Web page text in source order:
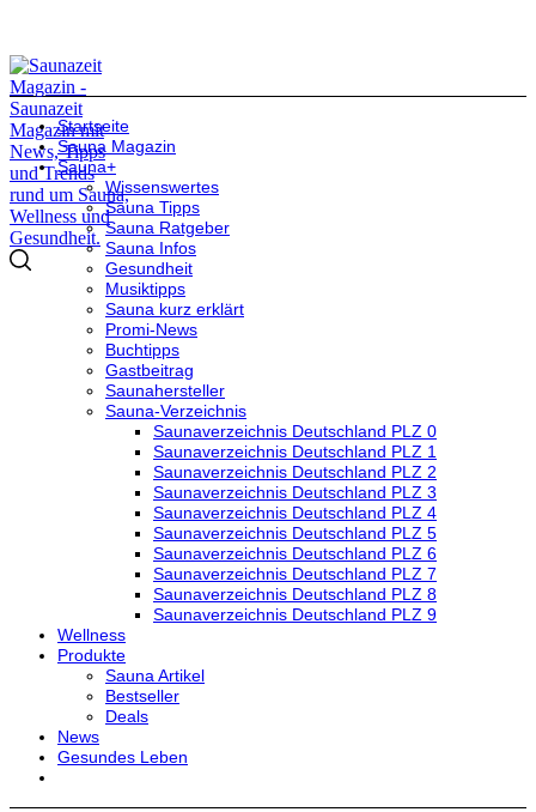
Startseite
Sauna Magazin
Sauna+
Wissenswertes
Sauna Tipps
Sauna Ratgeber
Sauna Infos
Gesundheit
Musiktipps
Sauna kurz erklärt
Promi-News
Buchtipps
Gastbeitrag
Saunahersteller
Sauna-Verzeichnis
Saunaverzeichnis Deutschland PLZ 0
Saunaverzeichnis Deutschland PLZ 1
Saunaverzeichnis Deutschland PLZ 2
Saunaverzeichnis Deutschland PLZ 3
Saunaverzeichnis Deutschland PLZ 4
Saunaverzeichnis Deutschland PLZ 5
Saunaverzeichnis Deutschland PLZ 6
Saunaverzeichnis Deutschland PLZ 7
Saunaverzeichnis Deutschland PLZ 8
Saunaverzeichnis Deutschland PLZ 9
Wellness
Produkte
Sauna Artikel
Bestseller
Deals
News
Gesundes Leben